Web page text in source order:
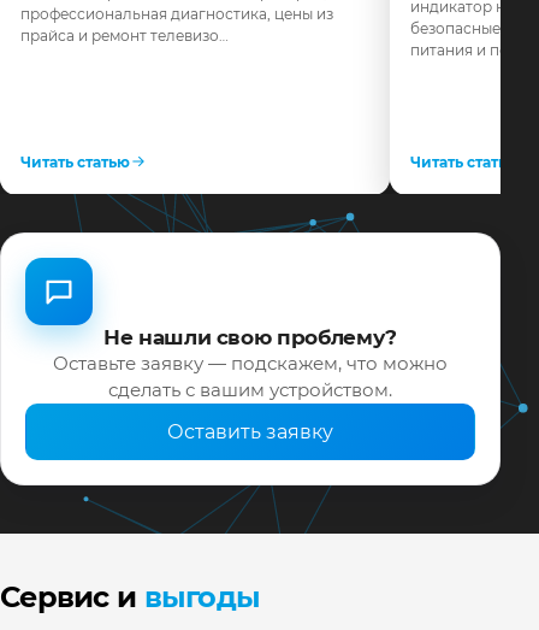
профессиональная диагностика, цены из
прайса и ремонт телевизо…
Читать статью
индикатор не
безопасные
питания и
Читать статью
Не нашли свою проблему?
Оставьте заявку — подскажем, что можно
сделать с вашим устройством.
Оставить заявку
Сервис и выгоды